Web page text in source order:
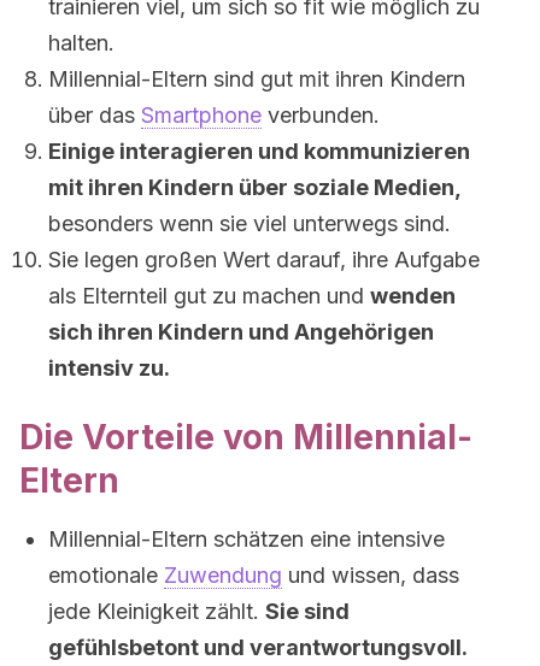
trainieren viel, um sich so fit wie möglich zu
halten.
Millennial-Eltern sind gut mit ihren Kindern
über das Smartphone verbunden.
Einige interagieren und kommunizieren
mit ihren Kindern über soziale Medien,
besonders wenn sie viel unterwegs sind.
Sie legen großen Wert darauf, ihre Aufgabe
als Elternteil gut zu machen und wenden
sich ihren Kindern und Angehörigen
intensiv zu.
Die Vorteile von Millennial-
Eltern
Millennial-Eltern schätzen eine intensive
emotionale Zuwendung und wissen, dass
jede Kleinigkeit zählt. Sie sind
gefühlsbetont und verantwortungsvoll.